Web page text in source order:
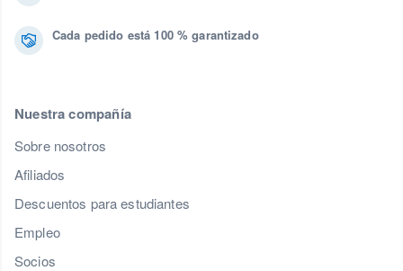
Cada pedido está 100 % garantizado
Nuestra compañía
Sobre nosotros
Afiliados
Descuentos para estudiantes
Empleo
Socios